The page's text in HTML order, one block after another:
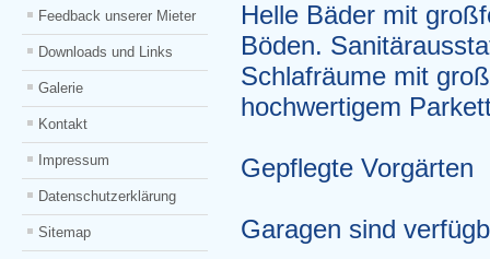
Feedback unserer Mieter
Downloads und Links
Galerie
Kontakt
Impressum
Datenschutzerklärung
Sitemap
Helle Bäder mit
Böden.
Schlafräume mit
hochwertigem
Gepflegte Vorgärten
Garagen sind